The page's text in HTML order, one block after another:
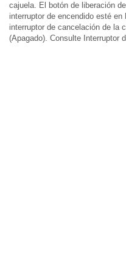
cajuela. El botón de liberación
interruptor de encendido esté
interruptor de cancelación de la
(Apagado). Consulte Interruptor